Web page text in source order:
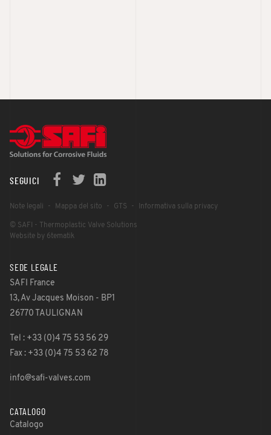
SEGUICI
Note legali Mappa del sito GTS Informativa sulla privacy
© SAFI - Thermoplastic Valve Solutions
Website by 6tematik
SEDE LEGALE
SAFI France
13, Av Jacques Moison - BP1
26770 TAULIGNAN
Tel : +33 (0)4 75 53 56 29
Fax : +33 (0)4 75 53 62 78
info@safi-valves.com
CATALOGO
Catalogo